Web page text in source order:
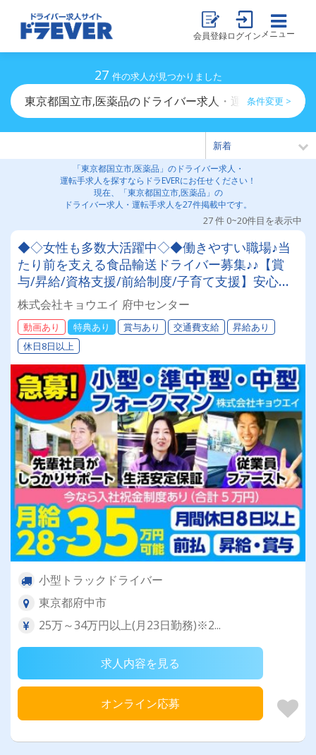
会員登録ログイン メニュー
27 件の求人が見つかりました
東京都国立市,医薬品のドライバー求人・運転手求人一覧
条件変更 >
「東京都国立市,医薬品」のドライバー求人・
運転手求人を探すならドラEVERにお任せください！
現在、「東京都国立市,医薬品」の
ドライバー求人・運転手求人を27件掲載中です。
27 件 0~20件目を表示中
◆◇女性も多数大活躍中◇◆働きやすい職場♪当
たり前を支える食品輸送ドライバー募集♪♪【賞
与/昇給/資格支援/前給制度/子育て支援】安心の
サポート体制あり◎
株式会社キョウエイ 府中センター
動画あり 特典あり 賞与あり 交通費支給
昇給あり
休日8日以上
小型トラックドライバー
東京都府中市
25万～34万円以上(月23日勤務)※2...
求人内容を見る
オンライン応募